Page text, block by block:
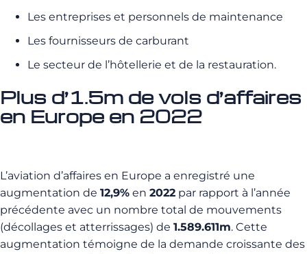
Les entreprises et personnels de maintenance
Les fournisseurs de carburant
Le secteur de l’hôtellerie et de la restauration.
Plus d’1.5m de vols d’affaires
en Europe en 2022
L’aviation d’affaires en Europe a enregistré une
augmentation de 12,9% en 2022 par rapport à l’année
précédente avec un nombre total de mouvements
(décollages et atterrissages) de 1.589.611m. Cette
augmentation témoigne de la demande croissante des